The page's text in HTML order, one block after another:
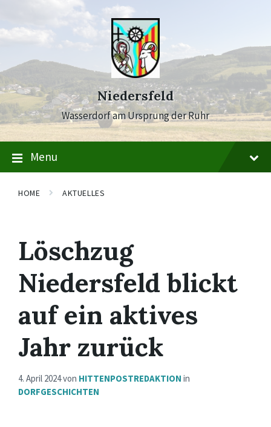
content
main
navigation
footer
Niedersfeld
Wasserdorf am Ursprung der Ruhr
Menu
HOME AKTUELLES
Löschzug
Niedersfeld blickt
auf ein aktives
Jahr zurück
4. April 2024von HITTENPOSTREDAKTION in
DORFGESCHICHTEN